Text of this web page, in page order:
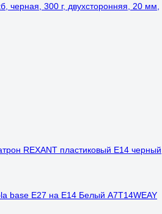
черная, 300 г, двухсторонняя, 20 мм,
REXANT пластиковый Е14 черный